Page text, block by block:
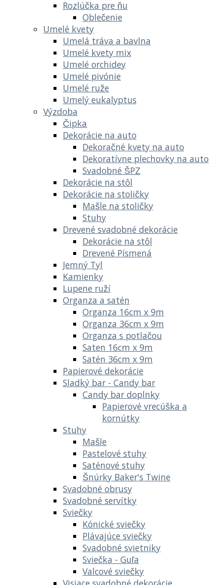
Rozlúčka pre ňu
Oblečenie
Umelé kvety
Umelá tráva a bavlna
Umelé kvety mix
Umelé orchidey
Umelé pivónie
Umelé ruže
Umelý eukalyptus
Výzdoba
Čipka
Dekorácie na auto
Dekoračné kvety na auto
Dekoratívne plechovky na auto
Svadobné ŠPZ
Dekorácie na stôl
Dekorácie na stoličky
Mašle na stoličky
Stuhy
Drevené svadobné dekorácie
Dekorácie na stôl
Drevené Písmená
Jemný Tyl
Kamienky
Lupene ruží
Organza a satén
Organza 16cm x 9m
Organza 36cm x 9m
Organza s potlačou
Saten 16cm x 9m
Satén 36cm x 9m
Papierové dekorácie
Sladký bar - Candy bar
Candy bar doplnky
Papierové vrecúška a
kornútky
Stuhy
Mašle
Pastelové stuhy
Saténové stuhy
Šnúrky Baker's Twine
Svadobné obrusy
Svadobné servítky
Sviečky
Kónické sviečky
Plávajúce sviečky
Svadobné svietniky
Sviečka - Guľa
Valcové sviečky